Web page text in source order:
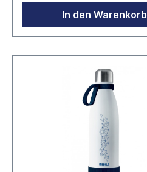
Equipment GmbH & Co.KG Im Stühlinger
10 77833 Ottersweier Germany
In den Warenkorb